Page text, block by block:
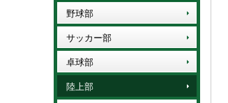
野球部
サッカー部
卓球部
陸上部